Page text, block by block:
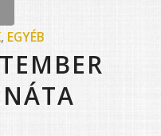
, EGYÉB